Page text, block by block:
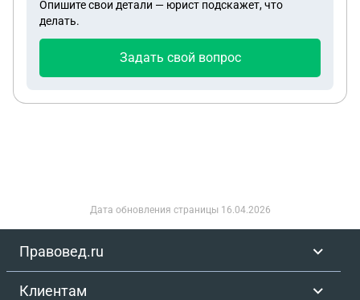
оформить дом на этой доли и перейти на
сельский тариф по электроэнергии
Опишите свои детали — юрист подскажет, что
делать.
Задать свой вопрос
Дата обновления страницы 16.04.2026
Правовед.ru
Клиентам